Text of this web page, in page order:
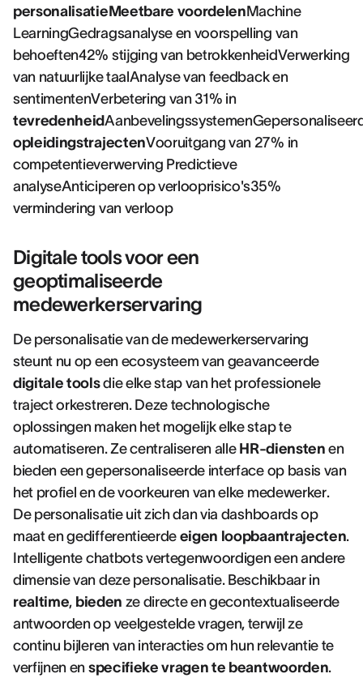
personalisatieMeetbare voordelenMachine
LearningGedragsanalyse en voorspelling van
behoeften42% stijging van betrokkenheidVerwerking
van natuurlijke taalAnalyse van feedback en
sentimentenVerbetering van 31% in
tevredenheid
opleidingstrajectenVooruitgang van 27% in
competentieverwerving Predictieve
analyseAnticiperen op verlooprisico's35%
vermindering van verloop
Digitale tools voor een
geoptimaliseerde
medewerkerservaring
De personalisatie van de medewerkerservaring
steunt nu op een ecosysteem van geavanceerde
digitale toolsdie elke stap van het professionele
traject orkestreren. Deze technologische
oplossingen maken het mogelijk elke stap te
automatiseren. Ze centraliseren alle HR-diensten en
bieden een gepersonaliseerde interface op basis van
het profiel en de voorkeuren van elke medewerker.
De personalisatie uit zich dan via dashboards op
maat en gedifferentieerde eigen loopbaantrajecten.
Intelligente chatbots vertegenwoordigen een andere
dimensie van deze personalisatie. Beschikbaar in
realtime, bieden ze directe en gecontextualiseerde
antwoorden op veelgestelde vragen, terwijl ze
continu bijleren van interacties om hun relevantie te
verfijnen en specifieke vragen te beantwoorden.